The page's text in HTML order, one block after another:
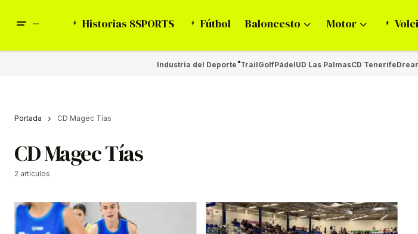
Historias 8SPORTS Fútbol Baloncesto Motor
Industria del Deporte TrailGolfPádelUD Las PalmasCD Tenerife
Portada CD Magec Tías
CD Magec Tías
2 artículos